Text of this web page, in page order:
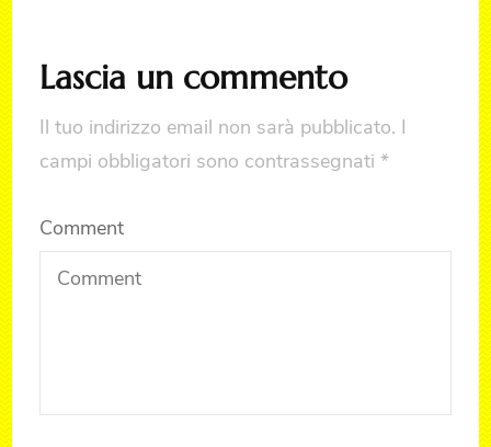
Lascia un commento
Il tuo indirizzo email non sarà pubblicato. I
campi obbligatori sono contrassegnati*
Comment